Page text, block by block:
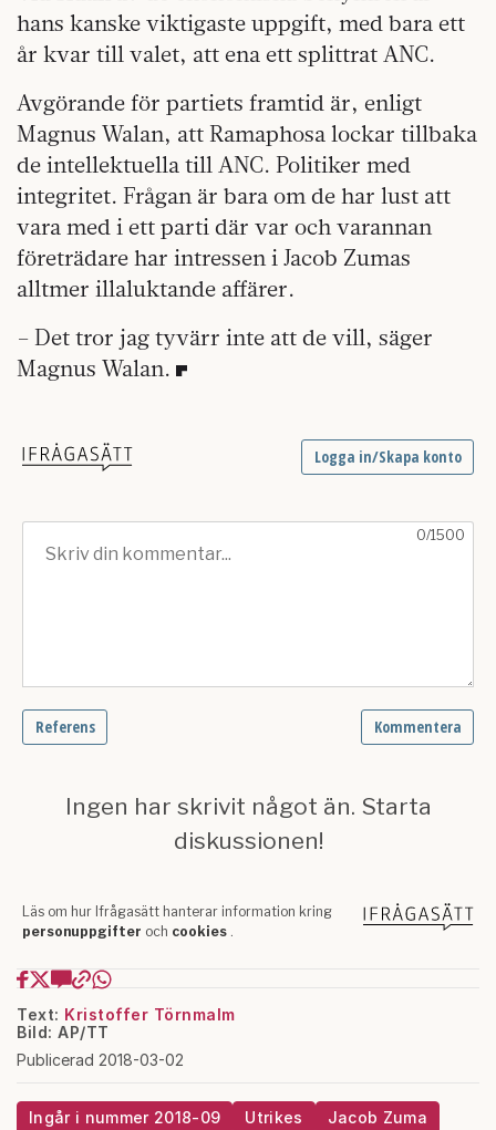
hans kanske viktigaste uppgift, med bara ett
år kvar till valet, att ena ett splittrat ANC.
Avgörande för partiets framtid är, enligt
Magnus Walan, att Ramaphosa lockar tillbaka
de intellektuella till ANC. Politiker med
integritet. Frågan är bara om de har lust att
vara med i ett parti där var och varannan
företrädare har intressen i Jacob Zumas
alltmer illaluktande affärer.
– Det tror jag tyvärr inte att de vill, säger
Magnus Walan.
Text: Kristoffer Törnmalm
Bild: AP/TT
Publicerad 2018-03-02
Ingår i nummer 2018-09 Utrikes
Jacob Zuma